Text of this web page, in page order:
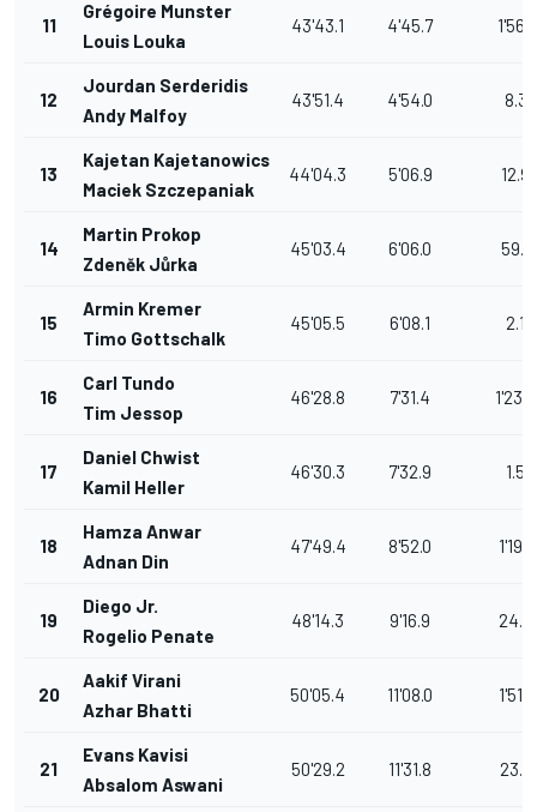
11
Grégoire Munster
Louis Louka
43'43.1 4'45.7 1'56.1
12
Jourdan Serderidis
Andy Malfoy
43'51.4 4'54.0 8.3
13
Kajetan Kajetanowics
Maciek Szczepaniak
44'04.3 5'06.9 12.9
14
Martin Prokop
Zdeněk Jůrka
45'03.4 6'06.0 59.1
15
Armin Kremer
Timo Gottschalk
45'05.5 6'08.1 2.1
16
Carl Tundo
Tim Jessop
46'28.8 7'31.4 1'23.3
17
Daniel Chwist
Kamil Heller
46'30.3 7'32.9 1.5
18
Hamza Anwar
Adnan Din
47'49.4 8'52.0 1'19.1
19
Diego Jr.
Rogelio Penate
48'14.3 9'16.9 24.9
20
Aakif Virani
Azhar Bhatti
50'05.4 11'08.0 1'51.1
21
Evans Kavisi
Absalom Aswani
50'29.2 11'31.8 23.8